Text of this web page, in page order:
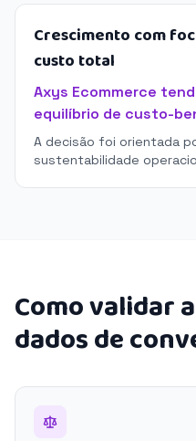
Crescimento com
custo total
Axys Ecommerce
equilíbrio de custo-
A decisão foi orientada
sustentabilidade
Como validar
dados de